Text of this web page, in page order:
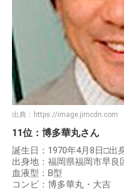
出典： https://image.jimcdn.com
11位：博多華丸さん
誕生日：1970年4月8日□出
出身地：福岡県福岡市早良
血液型：B型
コンビ：博多華丸・大吉